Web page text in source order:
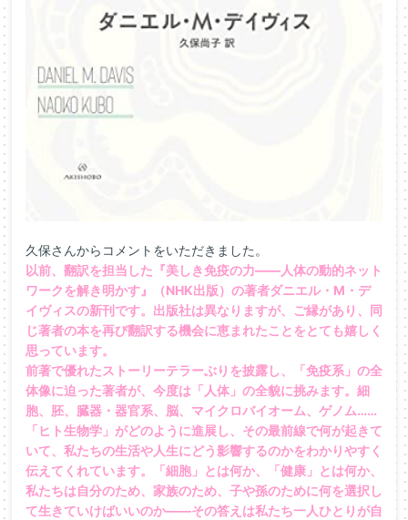
久保さんからコメントをいただきました。
以前、翻訳を担当した『美しき免疫の力――人体の動的ネット
ワークを解き明かす』（NHK出版）の著者ダニエル・M・デ
イヴィスの新刊です。出版社は異なりますが、ご縁があり、同
じ著者の本を再び翻訳する機会に恵まれたことをとても嬉しく
思っています。
前著で優れたストーリーテラーぶりを披露し、「免疫系」の全
体像に迫った著者が、今度は「人体」の全貌に挑みます。細
胞、胚、臓器・器官系、脳、マイクロバイオーム、ゲノム……
「ヒト生物学」がどのように進展し、その最前線で何が起きて
いて、私たちの生活や人生にどう影響するのかをわかりやすく
伝えてくれています。「細胞」とは何か、「健康」とは何か、
私たちは自分のため、家族のため、子や孫のために何を選択し
て生きていけばいいのか――その答えは私たち一人ひとりが自